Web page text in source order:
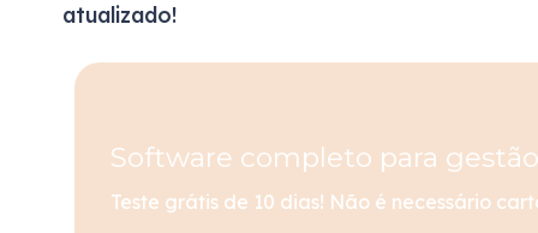
atualizado!
Software completo para
Teste grátis de 10 dias! Não é necessário